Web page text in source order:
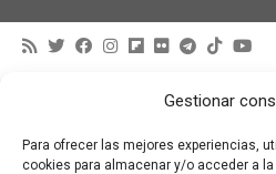
Gestionar
Para ofrecer las mejores experiencias,
cookies para almacenar y/o acceder a
Diseñado con el